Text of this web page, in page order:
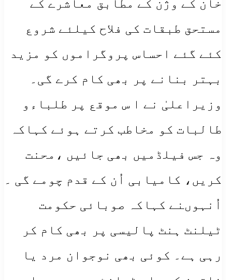
خان کے وژن کے مطابق معاشرے کے
مستحق طبقات کی فلاح کیلئے شروع
کئے گئے احساس پروگراموں کو مزید
بہتر بنانے پر بھی کام کرے گی۔
وزیراعلیٰ نے ا س موقع پر طلباءو
طالبات کو مخاطب کرتے ہوئے کہاکہ
وہ جس فیلڈمیں بھی جائیں ،محنت
کریں، کامیابی اُن کے قدم چومے گی ۔
اُنہوںنے کہاکہ صوبائی حکومت
ٹیلنٹ ہنٹ پالیسی پر بھی کام کر
رہی ہے۔ کوئی بھی نوجوان مرد یا